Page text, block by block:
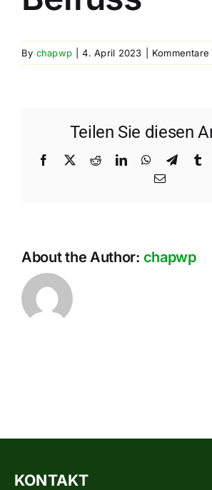
By chapwp 4. April 2023
Teilen Sie diesen
Facebook
X RedditLinkedInWhatsApp
Email
About the Author: chapwp
KONTAKT